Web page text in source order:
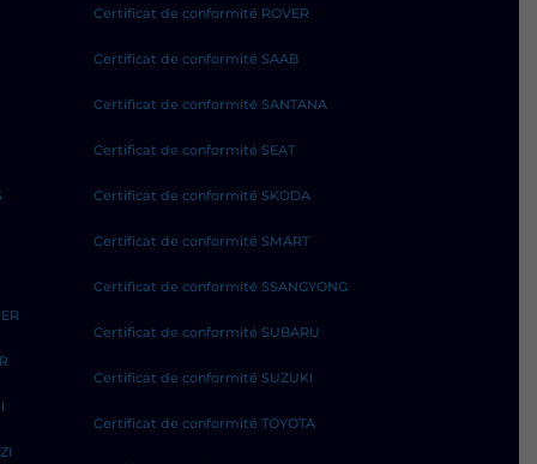
Certificat de conformité ROVER
Certificat de conformité SAAB
Certificat de conformité SANTANA
Certificat de conformité SEAT
Certificat de conformité SKODA
Certificat de conformité SMART
Certificat de conformité SSANGYONG
Certificat de conformité SUBARU
Certificat de conformité SUZUKI
Certificat de conformité TOYOTA